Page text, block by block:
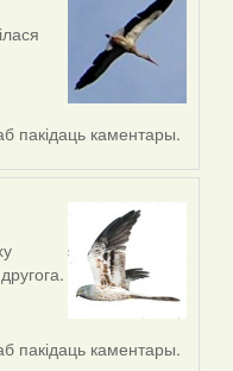
пакідаць каментары.
пакідаць каментары.